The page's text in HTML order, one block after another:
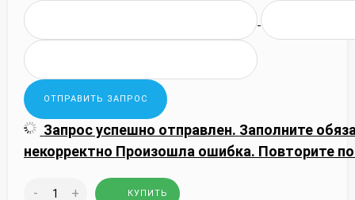
Запрос успешно отправлен. Заполните
некорректно Произошла ошибка. Повторите
- + КУПИТЬ